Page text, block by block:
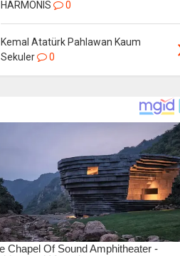
HARMONIS
0
Kemal Atatürk Pahlawan Kaum
Sekuler
0